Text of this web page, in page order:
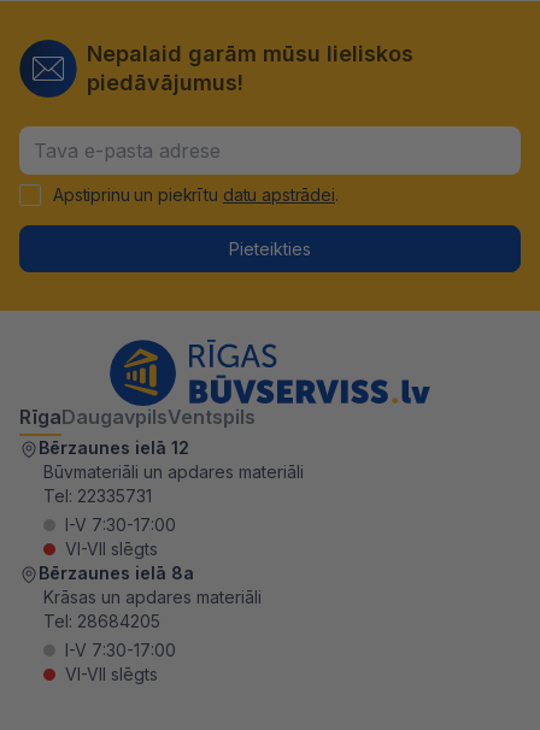
Nepalaid garām mūsu lieliskos
piedāvājumus!
Apstiprinu un piekrītu datu apstrādei.
Pieteikties
RīgaDaugavpilsVentspils
Bērzaunes ielā 12
Būvmateriāli un apdares materiāli
Tel: 22335731
I-V 7:30-17:00
VI-VII slēgts
Bērzaunes ielā 8a
Krāsas un apdares materiāli
Tel: 28684205
I-V 7:30-17:00
VI-VII slēgts